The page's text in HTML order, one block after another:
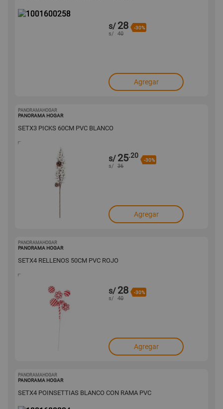
s/ 28 -30%
s/ 40
Agregar
PANORAMAHOGAR
PANORAMA HOGAR
SETX3 PICKS 60CM PVC BLANCO
s/ 25.20
-30%
s/ 36
Agregar
PANORAMAHOGAR
PANORAMA HOGAR
SETX4 RELLENOS 50CM PVC ROJO
s/ 28 -30%
s/ 40
Agregar
PANORAMAHOGAR
PANORAMA HOGAR
SETX4 POINSETTIAS BLANCO CON RAMA PVC